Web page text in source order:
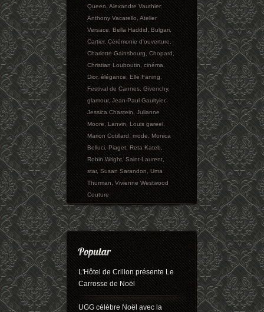
Queen,Alexandre Vauthier,
Anthony Vacarello,Atelier
Versace,Bella Haddid,Bulgari,
Cartier,Cérémonie d'ouverture,
Charlotte Gainsbourg,Chopard,
Christian Louboutin,cinéma,
Dior,élégance,Elle Faning,
Festival de Cannes,Givenchy,
glamour,Jean-Paul Gaultyier,
Jessica Chastein,Julianne
Moore,Lanvin,Louis gareel,
Marion Cotillard,mode,Monica
Belluci,Piaget,Reta Kateb,
Robin Wright,Saint-Laurent,
star,Susan Sarandon,Uma
Thurman,Vivienne Westwood
Couture
L'Hôtel de Crillon présente Le
Carrosse de Noël
UGG célèbre Noël avec la